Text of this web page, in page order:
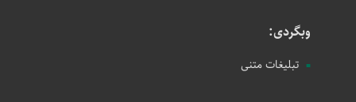
وبگردی:
تبلیغات متنی